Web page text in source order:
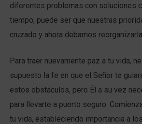
diferentes problemas con soluciones
tiempo; puede ser que nuestras
cruzado y ahora debamos
Para traer nuevamente paz a tu vida,
supuesto la fe en que el Señor te
estos obstáculos, pero Él a su vez
para llevarte a puerto seguro.
tu vida, estableciendo importancia a